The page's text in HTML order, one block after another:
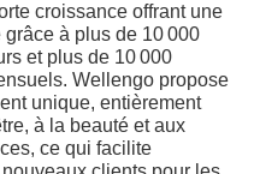
croissance offrant une
à plus de 10 000
et plus de 10 000
Wellengo propose
unique, entièrement
à la beauté et aux
ce qui facilite